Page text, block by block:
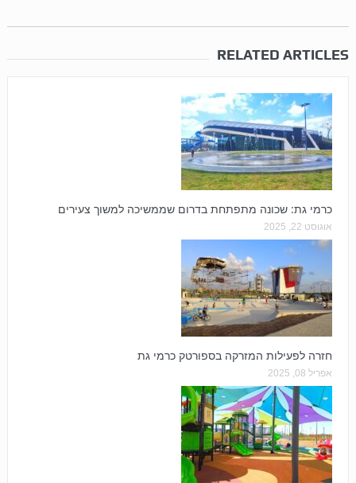
RELATED ARTICLES
כרמי גת: שכונה מתפתחת בדרום שממשיכה למשוך צעירים
אוגוסט 22, 2025
חזרה לפעילות המזרקה בספורטק כרמי גת
אפריל 08, 2025